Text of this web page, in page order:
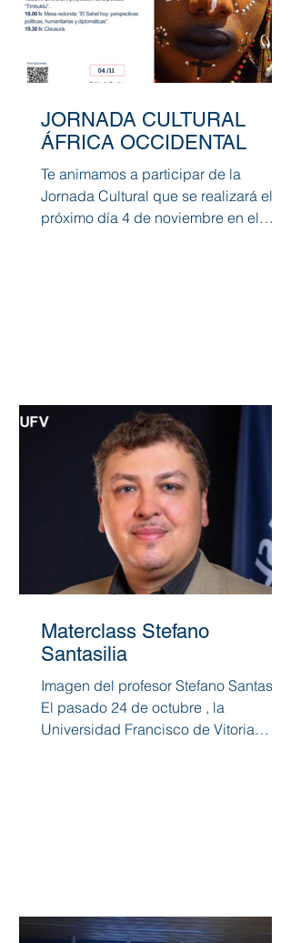
JORNADA CULTURAL
ÁFRICA OCCIDENTAL
Te animamos a participar de la
Jornada Cultural que se realizará el
próximo día 4 de noviembre en el
Materclass Stefano
Santasilia
Imagen del profesor Stefano Santasilia
El pasado 24 de octubre , la
Universidad Francisco de Vitoria